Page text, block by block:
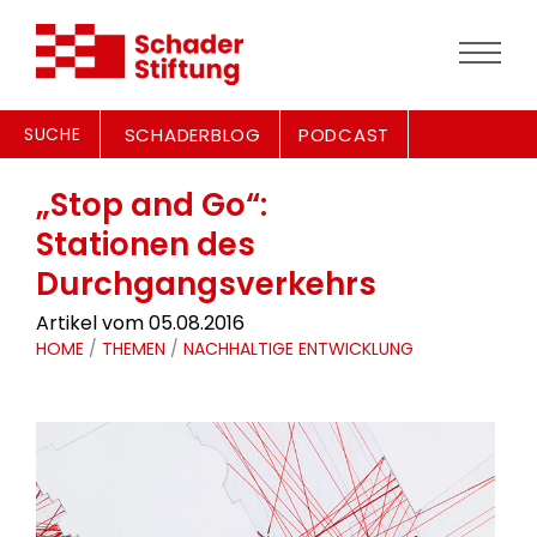
SUCHE SCHADERBLOG PODCAST
„Stop and Go“:
Stationen des
Durchgangsverkehrs
Artikel vom 05.08.2016
HOME / THEMEN / NACHHALTIGE ENTWICKLUNG